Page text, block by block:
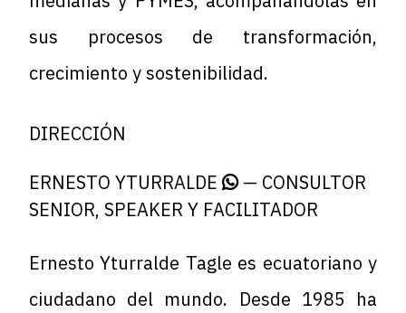
sus procesos de transformación,
crecimiento y sostenibilidad.
DIRECCIÓN
ERNESTO YTURRALDE
— CONSULTOR
SENIOR, SPEAKER Y FACILITADOR
Ernesto Yturralde Tagle es ecuatoriano y
ciudadano del mundo. Desde 1985 ha